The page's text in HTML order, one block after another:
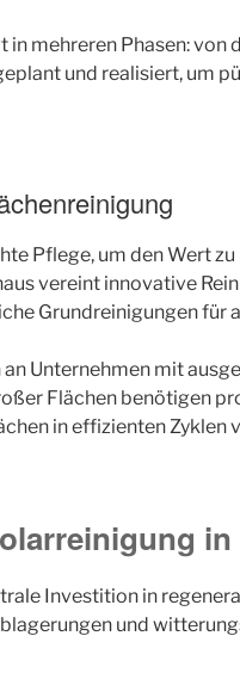
mehreren Phasen:
und realisiert, um
Pflege, um den Wert
vereint innovative
Grundreinigungen für
Unternehmen mit
Flächen benötigen
in effizienten Zyklen
in
Investition in
und